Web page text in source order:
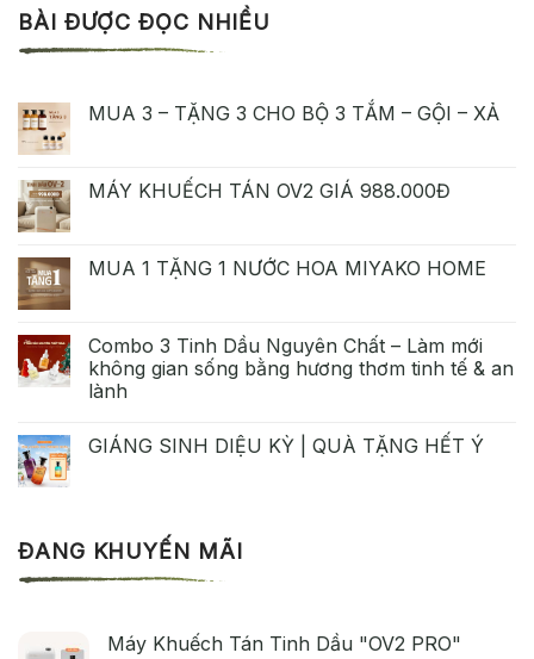
BÀI ĐƯỢC ĐỌC NHIỀU
MUA 3 – TẶNG 3 CHO BỘ 3 TẮM – GỘI – XẢ
MÁY KHUẾCH TÁN OV2 GIÁ 988.000Đ
MUA 1 TẶNG 1 NƯỚC HOA MIYAKO HOME
Combo 3 Tinh Dầu Nguyên Chất – Làm mới
không gian sống bằng hương thơm tinh tế & an
lành
GIÁNG SINH DIỆU KỲ | QUÀ TẶNG HẾT Ý
ĐANG KHUYẾN MÃI
Máy Khuếch Tán Tinh Dầu "OV2 PRO"